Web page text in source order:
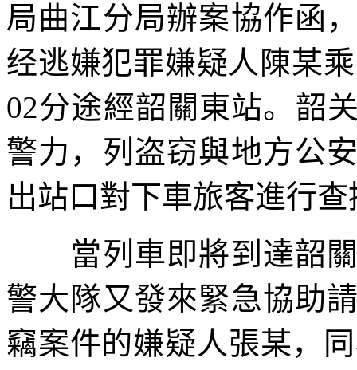
局曲江分局辦案協作函
经逃嫌犯罪嫌疑人陳某
02分途經韶關東站。韶
警力，列盗窃與地方公
出站口對下車旅客進行
當列車即將到達韶關
警大隊又發來緊急協助
竊案件的嫌疑人張某，